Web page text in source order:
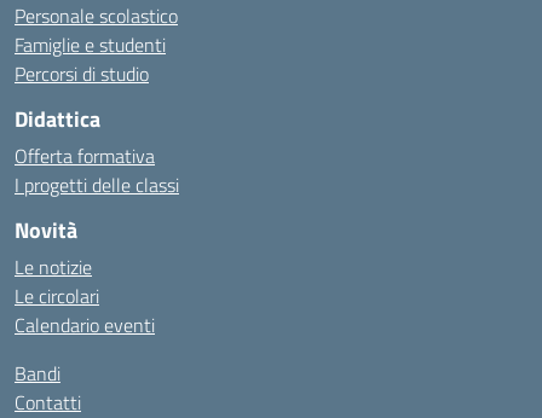
Personale scolastico
Famiglie e studenti
Percorsi di studio
Didattica
Offerta formativa
I progetti delle classi
Novità
Le notizie
Le circolari
Calendario eventi
Bandi
Contatti